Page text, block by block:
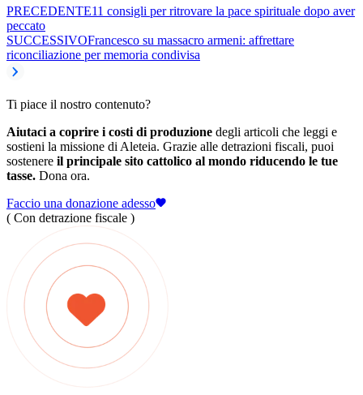
PRECEDENTE11 consigli per ritrovare la pace spirituale dopo aver
peccato
SUCCESSIVOFrancesco su massacro armeni: affrettare
riconciliazione per memoria condivisa
Ti piace il nostro contenuto?
Aiutaci a coprire i costi di produzione degli articoli che leggi e
sostieni la missione di Aleteia. Grazie alle detrazioni fiscali, puoi
sostenere il principale sito cattolico al mondo riducendo le tue
tasse. Dona ora.
Faccio una donazione adesso
( Con detrazione fiscale )